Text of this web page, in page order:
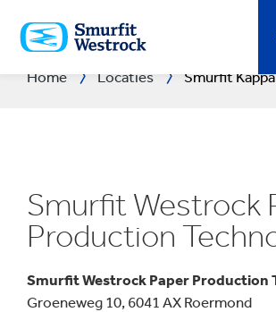
NAAR
DE
BELANGRIJKSTE
Home Locaties Smurfit
Smurfit Westrock
Production
Smurfit Westrock Paper Production
Groeneweg 10, 6041 AX Roermond